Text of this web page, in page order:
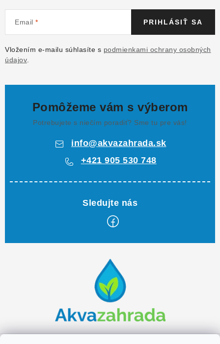
Email
Vložením e-mailu súhlasíte s podmienkami ochrany osobných
údajov
PRIHLÁSIŤ SA
Pomôžeme vám s výberom
Potrebujete s niečím poradiť? Sme tu pre vás!
info@akvazahrada.sk
+421 905 530 748
e